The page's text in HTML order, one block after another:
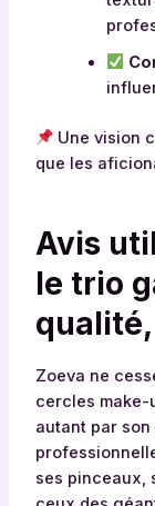
Une vision
que les
Avis
le trio
Zoeva ne
cercles make-
autant par
ses pinceaux,